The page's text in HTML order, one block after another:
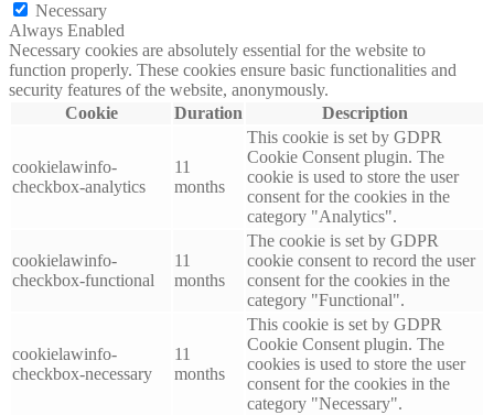
Necessary
Always Enabled
Necessary cookies are absolutely essential for the website to
function properly. These cookies ensure basic functionalities and
security features of the website, anonymously.
Cookie
Duration Description
cookielawinfo-
checkbox-analytics
11
months
This cookie is set by GDPR
Cookie Consent plugin. The
cookie is used to store the user
consent for the cookies in the
category "Analytics".
cookielawinfo-
checkbox-functional
11
months
The cookie is set by GDPR
cookie consent to record the user
consent for the cookies in the
category "Functional".
cookielawinfo-
checkbox-necessary
11
months
This cookie is set by GDPR
Cookie Consent plugin. The
cookies is used to store the user
consent for the cookies in the
category "Necessary".